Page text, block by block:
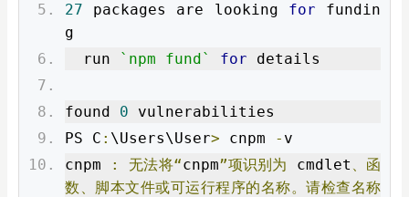
27 packages are looking for fundin
g
  run
`npm fund` for details
found 0 vulnerabilities
PS C : \Users\User> cnpm - v
cnpm
: 无法将“cnpm”项识别为 cmdlet 、函
数、脚本文件或可运行程序的名称。请检查名称